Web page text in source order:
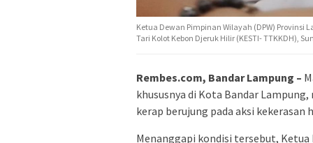
Ketua Dewan Pimpinan Wilayah (DPW)
Tari Kolot Kebon Djeruk Hilir (KESTI- TTKKDH),
Rembes.com, Bandar Lampung –
khususnya di Kota Bandar
kerap berujung pada aksi
Menanggapi kondisi tersebut,